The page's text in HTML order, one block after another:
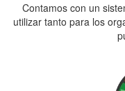
Contamos con un
utilizar tanto para los